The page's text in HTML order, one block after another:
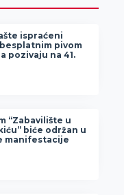
ispraćeni
pivom
pozivaju na 41.
“Zabavilište u
biće održan u
manifestacije